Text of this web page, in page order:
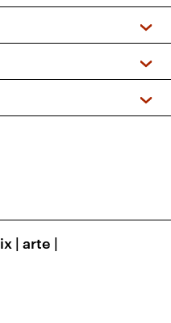
| arte |